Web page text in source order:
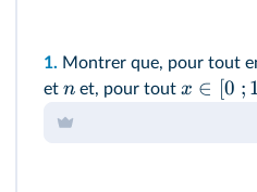
1. Montrer que, pour tout
et n et, pour tout x ∈ [0 ;